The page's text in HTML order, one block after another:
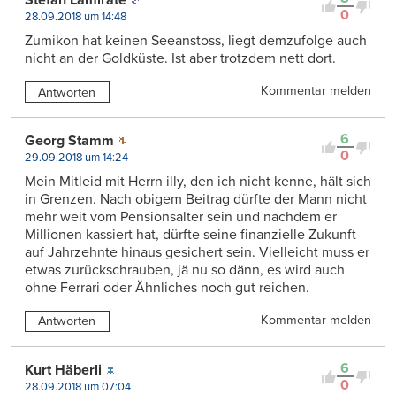
0
28.09.2018 um 14:48
Zumikon hat keinen Seeanstoss, liegt demzufolge auch
nicht an der Goldküste. Ist aber trotzdem nett dort.
Antworten Kommentar melden
6
0
Georg Stamm
29.09.2018 um 14:24
Mein Mitleid mit Herrn illy, den ich nicht kenne, hält sich
in Grenzen. Nach obigem Beitrag dürfte der Mann nicht
mehr weit vom Pensionsalter sein und nachdem er
Millionen kassiert hat, dürfte seine finanzielle Zukunft
auf Jahrzehnte hinaus gesichert sein. Vielleicht muss er
etwas zurückschrauben, jä nu so dänn, es wird auch
ohne Ferrari oder Ähnliches noch gut reichen.
Antworten Kommentar melden
6
0
Kurt Häberli
28.09.2018 um 07:04